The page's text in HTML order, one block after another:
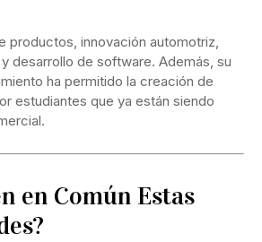
productos, innovación automotriz,
desarrollo de software. Además, su
ha permitido la creación de
estudiantes que ya están siendo
en Común Estas